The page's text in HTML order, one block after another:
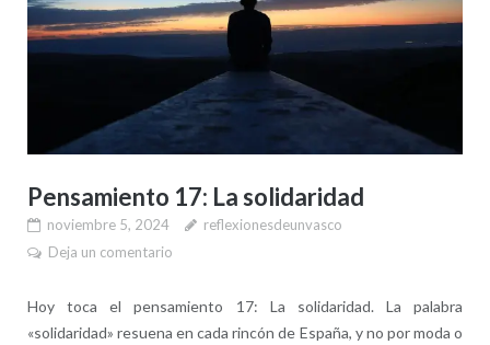
Pensamiento 17: La solidaridad
noviembre 5, 2024
reflexionesdeunvasco
Deja un comentario
Hoy toca el pensamiento 17: La solidaridad. La palabra
«solidaridad» resuena en cada rincón de España, y no por moda o